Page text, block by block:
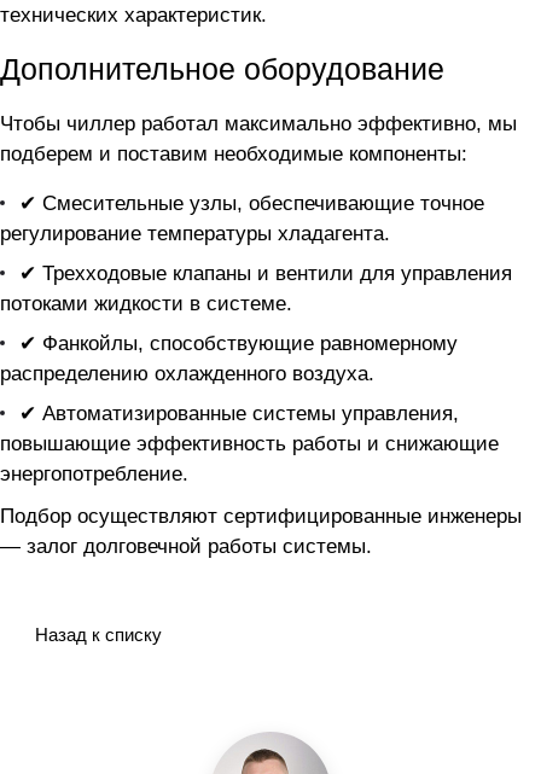
технических характеристик.
Дополнительное оборудование
Чтобы чиллер работал максимально эффективно, мы
подберем и поставим необходимые компоненты:
✔ Смесительные узлы, обеспечивающие точное
регулирование температуры хладагента.
✔ Трехходовые клапаны и вентили для управления
потоками жидкости в системе.
✔ Фанкойлы, способствующие равномерному
распределению охлажденного воздуха.
✔ Автоматизированные системы управления,
повышающие эффективность работы и снижающие
энергопотребление.
Подбор осуществляют сертифицированные инженеры
— залог долговечной работы системы.
Назад к списку